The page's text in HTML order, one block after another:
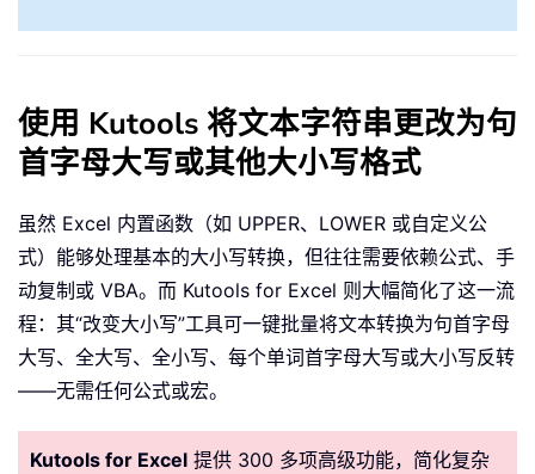
使用 Kutools 将文本字符串更改为句
首字母大写或其他大小写格式
虽然 Excel 内置函数（如 UPPER、LOWER 或自定义公
式）能够处理基本的大小写转换，但往往需要依赖公式、手
动复制或 VBA。而 Kutools for Excel 则大幅简化了这一流
程：其“改变大小写”工具可一键批量将文本转换为句首字母
大写、全大写、全小写、每个单词首字母大写或大小写反转
——无需任何公式或宏。
Kutools for Excel 提供 300 多项高级功能，简化复杂